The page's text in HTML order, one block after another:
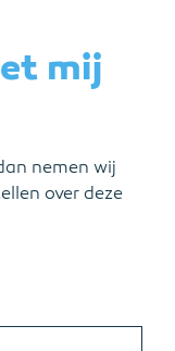
mij
nemen wij
over deze